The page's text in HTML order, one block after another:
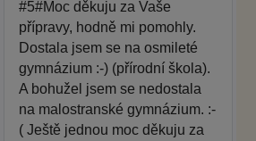
#5#Moc děkuju za Vaše
přípravy, hodně mi pomohly.
Dostala jsem se na osmileté
gymnázium :-) (přírodní škola).
A bohužel jsem se nedostala
na malostranské gymnázium. :-
( Ještě jednou moc děkuju za